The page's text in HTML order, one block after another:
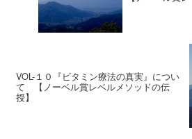
VOL-１０『ビタミン療法の真実』につい
て 【ノーベル賞レベルメソッドの伝
授】